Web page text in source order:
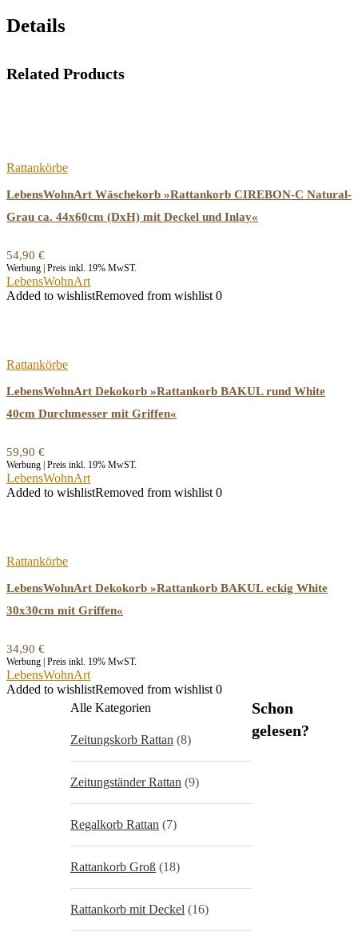
Details
Related Products
Rattankörbe
LebensWohnArt Wäschekorb »Rattankorb CIREBON-C Natural-
Grau ca. 44x60cm (DxH) mit Deckel und Inlay«
54,90 €
Werbung | Preis inkl. 19% MwST.
LebensWohnArt
Added to wishlistRemoved from wishlist 0
Rattankörbe
LebensWohnArt Dekokorb »Rattankorb BAKUL rund White
40cm Durchmesser mit Griffen«
59,90 €
Werbung | Preis inkl. 19% MwST.
LebensWohnArt
Added to wishlistRemoved from wishlist 0
Rattankörbe
LebensWohnArt Dekokorb »Rattankorb BAKUL eckig White
30x30cm mit Griffen«
34,90 €
Werbung | Preis inkl. 19% MwST.
LebensWohnArt
Added to wishlistRemoved from wishlist 0
Alle Kategorien
Zeitungskorb Rattan (8)
Zeitungständer Rattan (9)
Regalkorb Rattan (7)
Rattankorb Groß (18)
Rattankorb mit Deckel (16)
Schon
gelesen?